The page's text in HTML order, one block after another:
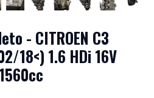
- CITROEN C3
18<) 1.6 HDi 16V